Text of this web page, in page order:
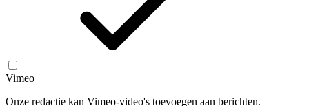
Vimeo
Onze redactie kan Vimeo-video's toevoegen aan berichten.